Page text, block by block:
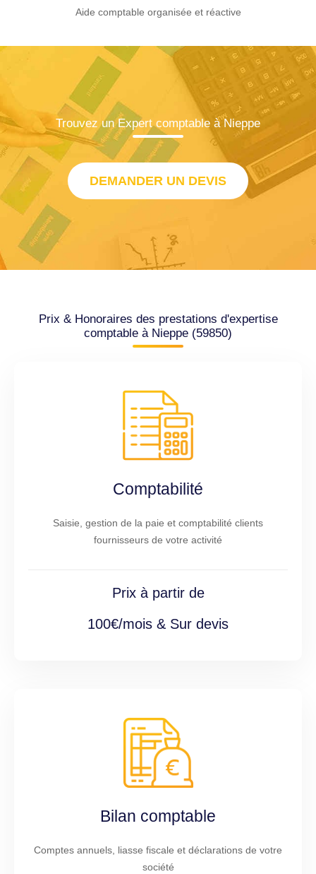
Aide comptable organisée et réactive
Trouvez un Expert comptable à Nieppe
DEMANDER UN DEVIS
Prix & Honoraires des prestations d'expertise
comptable à Nieppe (59850)
Comptabilité
Saisie, gestion de la paie et comptabilité clients
fournisseurs de votre activité
Prix à partir de
100€/mois & Sur devis
Bilan comptable
Comptes annuels, liasse fiscale et déclarations de votre
société